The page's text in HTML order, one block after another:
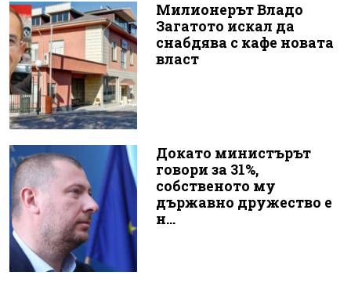
Милионерът Владо
Загатото искал да
снабдява с кафе новата
власт
Докато министърът
говори за 31%,
собственото му
държавно дружество е
н...